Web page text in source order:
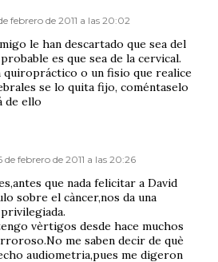
febrero de 2011 a las 20:02
le han descartado que sea del
es que sea de la cervical.
quiropráctico o un fisio que realice
se lo quita fijo, coméntaselo
de ello
de febrero de 2011 a las 20:26
que nada felicitar a David
sobre el càncer,nos da una
vèrtigos desde hace muchos
me saben decir de què
audiometria,pues me digeron